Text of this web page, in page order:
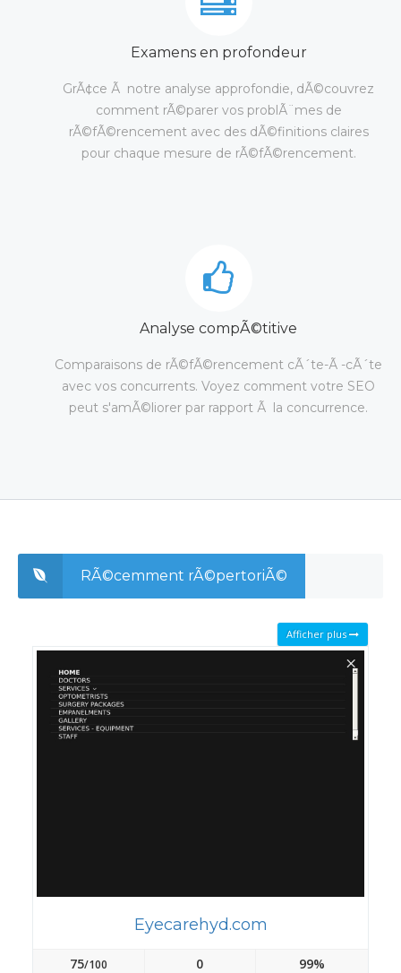
Examens en profondeur
GrÃ¢ce Ã notre analyse approfondie, dÃ©couvrez
comment rÃ©parer vos problÃ¨mes de
rÃ©fÃ©rencement avec des dÃ©finitions claires
pour chaque mesure de rÃ©fÃ©rencement.
Analyse compÃ©titive
Comparaisons de rÃ©fÃ©rencement cÃ´te-Ã -cÃ´te
avec vos concurrents. Voyez comment votre SEO
peut s'amÃ©liorer par rapport Ã la concurrence.
RÃ©cemment rÃ©pertoriÃ©
Afficher plus
Eyecarehyd.com
75/100 0 99%